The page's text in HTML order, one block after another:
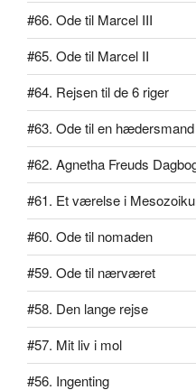
#66. Ode til Marcel III
#65. Ode til Marcel II
#64. Rejsen til de 6 riger
#63. Ode til en hædersmand
#62. Agnetha Freuds
#61. Et værelse i
#60. Ode til nomaden
#59. Ode til nærværet
#58. Den lange rejse
#57. Mit liv i mol
#56. Ingenting